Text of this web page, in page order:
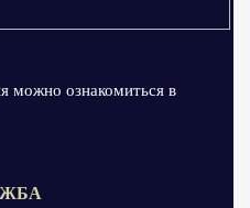
можно ознакомиться в